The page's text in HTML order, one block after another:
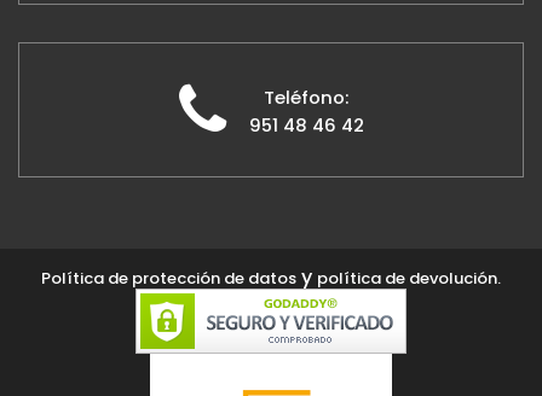
Teléfono:
951 48 46 42
Política de protección de datos y política de devolución.